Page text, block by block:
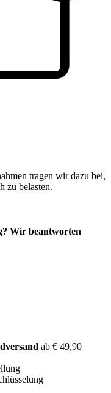
tragen wir dazu bei,
zu belasten.
Wir beantworten
ab € 49,90